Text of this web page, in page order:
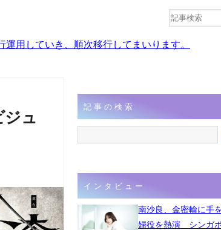
音楽
用していき、順次移行してまいります。
ュ
記事の検索
インタビュー
南沙良、金密輸に手
婦役を熱演 シンガ